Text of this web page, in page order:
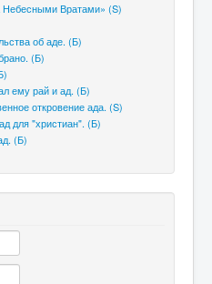
Небесными Вратами» (S)
об аде. (Б)
(Б)
ему рай и ад. (Б)
откровение ада. (S)
для "христиан". (Б)
(Б)